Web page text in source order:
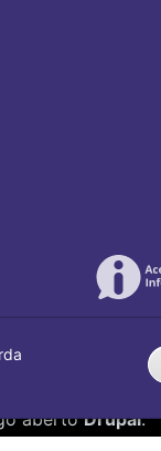
abertoDrupal.